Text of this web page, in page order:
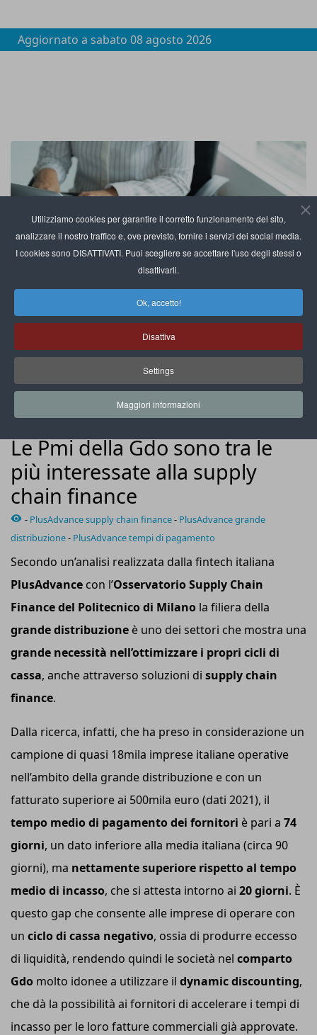
Utilizziamo cookies per garantire il corretto funzionamento del sito,
analizzare il nostro traffico e, ove previsto, fornire i servizi dei social media.
I cookies sono DISATTIVATI. Puoi scegliere se accettare l'uso degli stessi o
disattivarli.
Ok, accetto!
Disattiva
Settings
Maggiori informazioni
Aggiornato a sabato 08 agosto 2026
In Gdo il tempo medio di pagamento dei fornitori è pari a 74
giorni
Le Pmi della Gdo sono tra le
più interessate alla supply
chain finance
- PlusAdvance supply chain finance- PlusAdvance grande
distribuzione- PlusAdvance tempi di pagamento
Secondo un’analisi realizzata dalla fintech italiana
PlusAdvance con l’Osservatorio Supply Chain
Finance del Politecnico di Milano la filiera della
grande distribuzione è uno dei settori che mostra una
grande necessità nell’ottimizzare i propri cicli di
cassa, anche attraverso soluzioni di supplychain
finance.
Dalla ricerca, infatti, che ha preso in considerazione un
campione di quasi 18mila imprese italiane operative
nell’ambito della grande distribuzione e con un
fatturato superiore ai 500mila euro (dati 2021), il
tempo medio di pagamento dei fornitori è pari a 74
giorni, un dato inferiore alla media italiana (circa 90
giorni), ma nettamente superiore rispetto al tempo
medio di incasso, che si attesta intorno ai 20 giorni. È
questo gap che consente alle imprese di operare con
un ciclo di cassa negativo, ossia di produrre eccesso
di liquidità, rendendo quindi le società nel comparto
Gdo molto idonee a utilizzare il dynamicdiscounting,
che dà la possibilità ai fornitori di accelerare i tempi di
incasso per le loro fatture commerciali già approvate.